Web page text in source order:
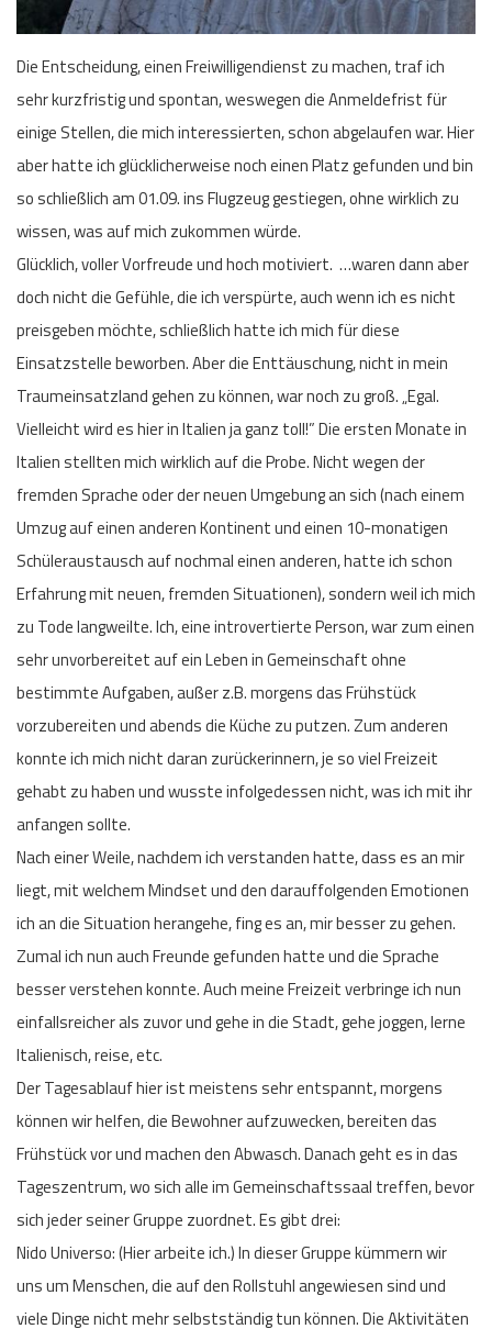
Die Entscheidung, einen Freiwilligendienst zu machen, traf ich
sehr kurzfristig und spontan, weswegen die Anmeldefrist für
einige Stellen, die mich interessierten, schon abgelaufen war. Hier
aber hatte ich glücklicherweise noch einen Platz gefunden und bin
so schließlich am 01.09. ins Flugzeug gestiegen, ohne wirklich zu
wissen, was auf mich zukommen würde.
Glücklich, voller Vorfreude und hoch motiviert. …waren dann aber
doch nicht die Gefühle, die ich verspürte, auch wenn ich es nicht
preisgeben möchte, schließlich hatte ich mich für diese
Einsatzstelle beworben. Aber die Enttäuschung, nicht in mein
Traumeinsatzland gehen zu können, war noch zu groß. „Egal.
Vielleicht wird es hier in Italien ja ganz toll!” Die ersten Monate in
Italien stellten mich wirklich auf die Probe. Nicht wegen der
fremden Sprache oder der neuen Umgebung an sich (nach einem
Umzug auf einen anderen Kontinent und einen 10-monatigen
Schüleraustausch auf nochmal einen anderen, hatte ich schon
Erfahrung mit neuen, fremden Situationen), sondern weil ich mich
zu Tode langweilte. Ich, eine introvertierte Person, war zum einen
sehr unvorbereitet auf ein Leben in Gemeinschaft ohne
bestimmte Aufgaben, außer z.B. morgens das Frühstück
vorzubereiten und abends die Küche zu putzen. Zum anderen
konnte ich mich nicht daran zurückerinnern, je so viel Freizeit
gehabt zu haben und wusste infolgedessen nicht, was ich mit ihr
anfangen sollte.
Nach einer Weile, nachdem ich verstanden hatte, dass es an mir
liegt, mit welchem Mindset und den darauffolgenden Emotionen
ich an die Situation herangehe, fing es an, mir besser zu gehen.
Zumal ich nun auch Freunde gefunden hatte und die Sprache
besser verstehen konnte. Auch meine Freizeit verbringe ich nun
einfallsreicher als zuvor und gehe in die Stadt, gehe joggen, lerne
Italienisch, reise, etc.
Der Tagesablauf hier ist meistens sehr entspannt, morgens
können wir helfen, die Bewohner aufzuwecken, bereiten das
Frühstück vor und machen den Abwasch. Danach geht es in das
Tageszentrum, wo sich alle im Gemeinschaftssaal treffen, bevor
sich jeder seiner Gruppe zuordnet. Es gibt drei:
Nido Universo: (Hier arbeite ich.) In dieser Gruppe kümmern wir
uns um Menschen, die auf den Rollstuhl angewiesen sind und
viele Dinge nicht mehr selbstständig tun können. Die Aktivitäten